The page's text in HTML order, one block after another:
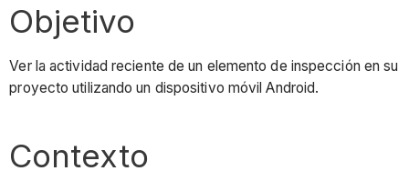
Objetivo
Ver la actividad reciente de un elemento de inspección en su
proyecto utilizando un dispositivo móvil Android.
Contexto